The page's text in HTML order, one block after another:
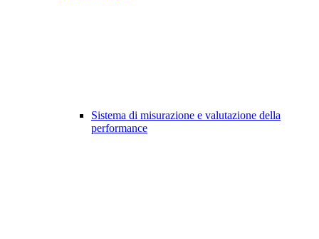
Sistema di misurazione e valutazione della
performance